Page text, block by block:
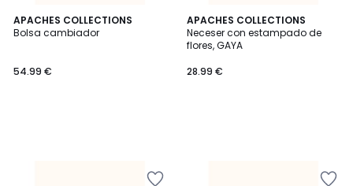
APACHES COLLECTIONS
Bolsa cambiador
54.99 €
APACHES COLLECTIONS
Neceser con estampado de
flores, GAYA
28.99 €